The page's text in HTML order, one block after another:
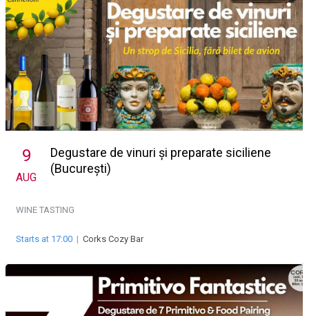
9
AUG
Degustare de vinuri și preparate siciliene
(București)
WINE TASTING
Starts at 17:00 | Corks Cozy Bar